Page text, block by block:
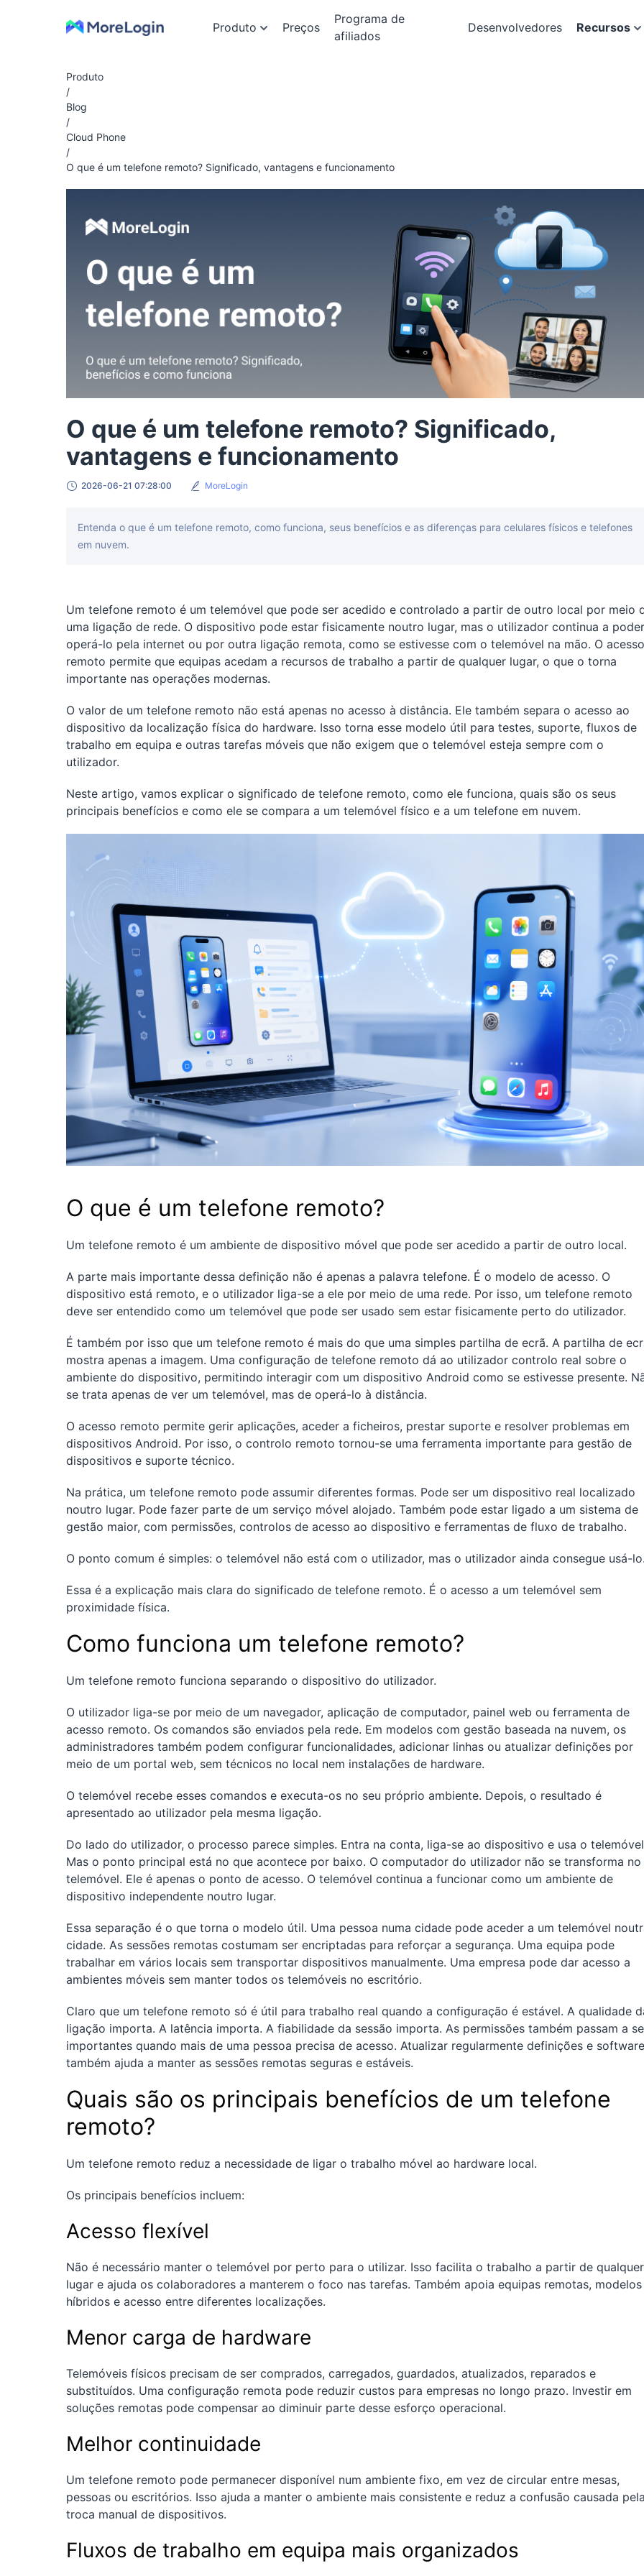
Produto Preços
Programa de
afiliados
Desenvolvedores Recursos
Produto
/
Blog
/
Cloud Phone
/
O que é um telefone remoto? Significado, vantagens e funcionamento
O que é um telefone remoto? Significado,
vantagens e funcionamento
2026-06-21 07:28:00 MoreLogin
Entenda o que é um telefone remoto, como funciona, seus benefícios e as diferenças para celulares físicos e telefones
em nuvem.
Um telefone remoto é um telemóvel que pode ser acedido e controlado a partir de outro local por meio
uma ligação de rede. O dispositivo pode estar fisicamente noutro lugar, mas o utilizador continua a poder
operá-lo pela internet ou por outra ligação remota, como se estivesse com o telemóvel na mão. O acesso
remoto permite que equipas acedam a recursos de trabalho a partir de qualquer lugar, o que o torna
importante nas operações modernas.
O valor de um telefone remoto não está apenas no acesso à distância. Ele também separa o acesso ao
dispositivo da localização física do hardware. Isso torna esse modelo útil para testes, suporte, fluxos de
trabalho em equipa e outras tarefas móveis que não exigem que o telemóvel esteja sempre com o
utilizador.
Neste artigo, vamos explicar o significado de telefone remoto, como ele funciona, quais são os seus
principais benefícios e como ele se compara a um telemóvel físico e a um telefone em nuvem.
O que é um telefone remoto?
Um telefone remoto é um ambiente de dispositivo móvel que pode ser acedido a partir de outro local.
A parte mais importante dessa definição não é apenas a palavra telefone. É o modelo de acesso. O
dispositivo está remoto, e o utilizador liga-se a ele por meio de uma rede. Por isso, um telefone remoto
deve ser entendido como um telemóvel que pode ser usado sem estar fisicamente perto do utilizador.
É também por isso que um telefone remoto é mais do que uma simples partilha de ecrã. A partilha de
mostra apenas a imagem. Uma configuração de telefone remoto dá ao utilizador controlo real sobre o
ambiente do dispositivo, permitindo interagir com um dispositivo Android como se estivesse presente.
se trata apenas de ver um telemóvel, mas de operá-lo à distância.
O acesso remoto permite gerir aplicações, aceder a ficheiros, prestar suporte e resolver problemas em
dispositivos Android. Por isso, o controlo remoto tornou-se uma ferramenta importante para gestão de
dispositivos e suporte técnico.
Na prática, um telefone remoto pode assumir diferentes formas. Pode ser um dispositivo real localizado
noutro lugar. Pode fazer parte de um serviço móvel alojado. Também pode estar ligado a um sistema de
gestão maior, com permissões, controlos de acesso ao dispositivo e ferramentas de fluxo de trabalho.
O ponto comum é simples: o telemóvel não está com o utilizador, mas o utilizador ainda consegue usá-
Essa é a explicação mais clara do significado de telefone remoto. É o acesso a um telemóvel sem
proximidade física.
Como funciona um telefone remoto?
Um telefone remoto funciona separando o dispositivo do utilizador.
O utilizador liga-se por meio de um navegador, aplicação de computador, painel web ou ferramenta de
acesso remoto. Os comandos são enviados pela rede. Em modelos com gestão baseada na nuvem, os
administradores também podem configurar funcionalidades, adicionar linhas ou atualizar definições por
meio de um portal web, sem técnicos no local nem instalações de hardware.
O telemóvel recebe esses comandos e executa-os no seu próprio ambiente. Depois, o resultado é
apresentado ao utilizador pela mesma ligação.
Do lado do utilizador, o processo parece simples. Entra na conta, liga-se ao dispositivo e usa o
Mas o ponto principal está no que acontece por baixo. O computador do utilizador não se transforma no
telemóvel. Ele é apenas o ponto de acesso. O telemóvel continua a funcionar como um ambiente de
dispositivo independente noutro lugar.
Essa separação é o que torna o modelo útil. Uma pessoa numa cidade pode aceder a um telemóvel
cidade. As sessões remotas costumam ser encriptadas para reforçar a segurança. Uma equipa pode
trabalhar em vários locais sem transportar dispositivos manualmente. Uma empresa pode dar acesso a
ambientes móveis sem manter todos os telemóveis no escritório.
Claro que um telefone remoto só é útil para trabalho real quando a configuração é estável. A qualidade
ligação importa. A latência importa. A fiabilidade da sessão importa. As permissões também passam a
importantes quando mais de uma pessoa precisa de acesso. Atualizar regularmente definições e software
também ajuda a manter as sessões remotas seguras e estáveis.
Quais são os principais benefícios de um telefone
remoto?
Um telefone remoto reduz a necessidade de ligar o trabalho móvel ao hardware local.
Os principais benefícios incluem:
Acesso flexível
Não é necessário manter o telemóvel por perto para o utilizar. Isso facilita o trabalho a partir de qualquer
lugar e ajuda os colaboradores a manterem o foco nas tarefas. Também apoia equipas remotas, modelos
híbridos e acesso entre diferentes localizações.
Menor carga de hardware
Telemóveis físicos precisam de ser comprados, carregados, guardados, atualizados, reparados e
substituídos. Uma configuração remota pode reduzir custos para empresas no longo prazo. Investir em
soluções remotas pode compensar ao diminuir parte desse esforço operacional.
Melhor continuidade
Um telefone remoto pode permanecer disponível num ambiente fixo, em vez de circular entre mesas,
pessoas ou escritórios. Isso ajuda a manter o ambiente mais consistente e reduz a confusão causada
troca manual de dispositivos.
Fluxos de trabalho em equipa mais organizados